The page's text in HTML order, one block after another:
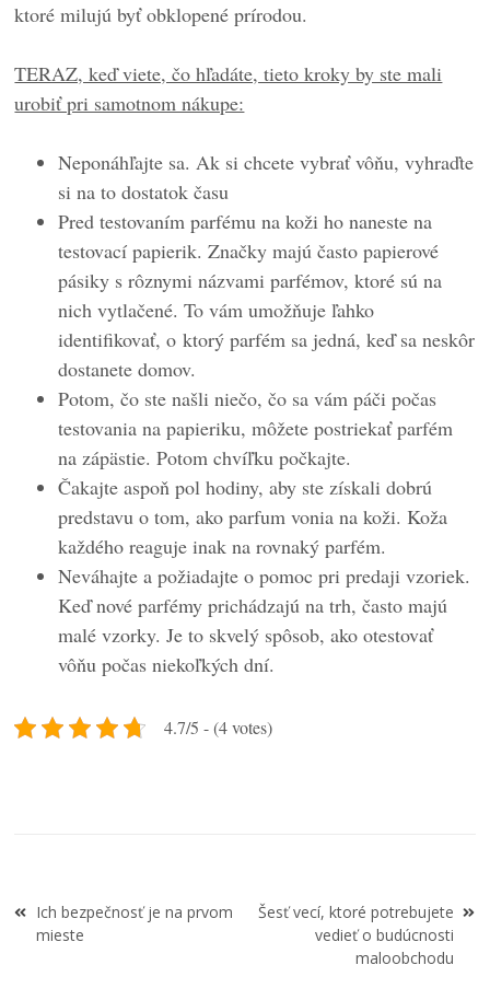
ktoré milujú byť obklopené prírodou.
TERAZ, keď viete, čo hľadáte, tieto kroky by ste mali
urobiť pri samotnom nákupe:
Neponáhľajte sa. Ak si chcete vybrať vôňu, vyhraďte
si na to dostatok času
Pred testovaním parfému na koži ho naneste na
testovací papierik. Značky majú často papierové
pásiky s rôznymi názvami parfémov, ktoré sú na
nich vytlačené. To vám umožňuje ľahko
identifikovať, o ktorý parfém sa jedná, keď sa neskôr
dostanete domov.
Potom, čo ste našli niečo, čo sa vám páči počas
testovania na papieriku, môžete postriekať parfém
na zápästie. Potom chvíľku počkajte.
Čakajte aspoň pol hodiny, aby ste získali dobrú
predstavu o tom, ako parfum vonia na koži. Koža
každého reaguje inak na rovnaký parfém.
Neváhajte a požiadajte o pomoc pri predaji vzoriek.
Keď nové parfémy prichádzajú na trh, často majú
malé vzorky. Je to skvelý spôsob, ako otestovať
vôňu počas niekoľkých dní.
4.7/5 - (4 votes)
Navigace
pro
Ich bezpečnosť je na prvom
mieste
Šesť vecí, ktoré potrebujete
vedieť o budúcnosti
maloobchodu